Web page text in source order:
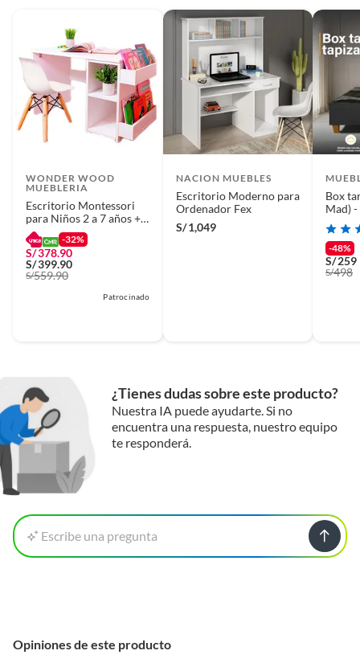
WONDER WOOD
MUEBLERIA
Escritorio Montessori
para Niños 2 a 7 años +
Silla Wonder Wood
Muebleria con 2
compartimientos y 2
portacuentos Blanco
-32%
S/378.90
S/399.90
S/559.90
Patrocinado
NACION MUEBLES
Escritorio Moderno para
Ordenador Fex
S/ 1,049
Box
Mad)
-48%
S/259
S/498
¿Tienes dudas sobre este producto?
Nuestra IA puede ayudarte. Si no
encuentra una respuesta, nuestro equipo
te responderá.
Escribe una pregunta
Opiniones de este producto